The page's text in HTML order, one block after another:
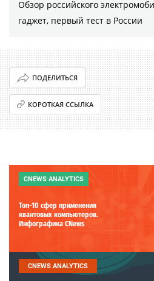
Обзор российского
гаджет, первый тест в России
ПОДЕЛИТЬСЯ
КОРОТКАЯ ССЫЛКА
CNEWS ANALYTICS
Топ-10 сфер применения
квантовых компьютеров.
Инфографика CNews
CNEWS ANALYTICS